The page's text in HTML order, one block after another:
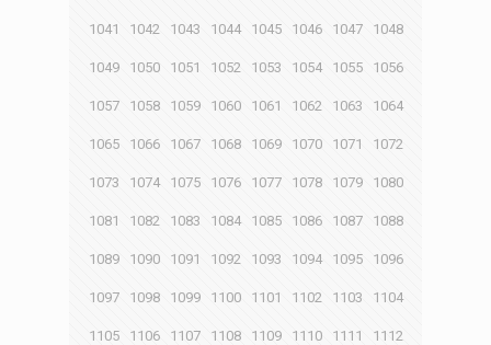
1041 1042 1043 1044 1045 1046 1047 1048
1049 1050 1051 1052 1053 1054 1055 1056
1057 1058 1059 1060 1061 1062 1063 1064
1065 1066 1067 1068 1069 1070 1071 1072
1073 1074 1075 1076 1077 1078 1079 1080
1081 1082 1083 1084 1085 1086 1087 1088
1089 1090 1091 1092 1093 1094 1095 1096
1097 1098 1099 1100 1101 1102 1103 1104
1105 1106 1107 1108 1109 1110 1111 1112